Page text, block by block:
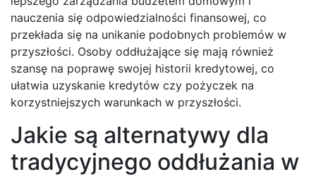
nauczenia się odpowiedzialności finansowej, co
przekłada się na unikanie podobnych problemów w
przyszłości. Osoby oddłużające się mają również
szansę na poprawę swojej historii kredytowej, co
ułatwia uzyskanie kredytów czy pożyczek na
korzystniejszych warunkach w przyszłości.
Jakie są alternatywy dla
tradycyjnego oddłużania w